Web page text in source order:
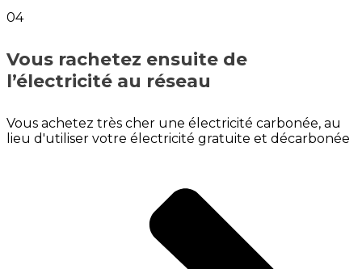
04
Vous rachetez ensuite de
l’électricité au réseau
Vous achetez très cher une électricité carbonée, au
lieu d'utiliser votre électricité gratuite et décarbonée